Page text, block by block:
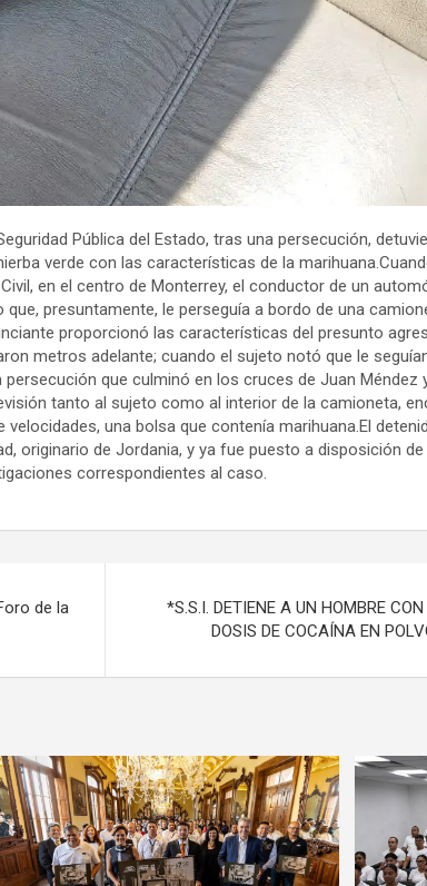
Pública del Estado, tras una persecución,
verde con las características de la
en el centro de Monterrey, el conductor de un
presuntamente, le perseguía a bordo de una
proporcionó las características del presunto
metros adelante; cuando el sujeto notó que le
que culminó en los cruces de Juan Méndez
tanto al sujeto como al interior de la camioneta,
una bolsa que contenía marihuana.El
originario de Jordania, y ya fue puesto a disposición
correspondientes al caso.
de la
*S.S.I. DETIENE A UN HOMBRE
DOSIS DE COCAÍNA EN